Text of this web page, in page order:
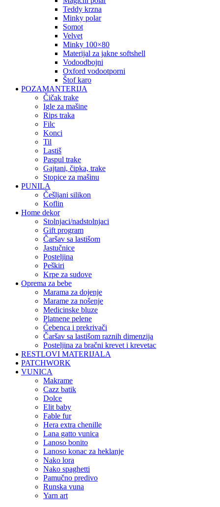
teddy krzna
minky polar
somot
velvet
minky 100×80
materijal za jakne softshell
vodoodbojni
oxford vodootporni
štof karo
POZAMANTERIJA
čičak trake
igle za mašine
rips traka
filc
konci
til
lastiš
paspul trake
gajtani, čipka, trake
stopice za mašinu
PUNILA
češljani silikon
koflin
Home dekor
stolnjaci/nadstolnjaci
gift program
čaršav sa lastišom
jastučnice
posteljina
peškiri
krpe za sudove
Oprema za bebe
marama za dojenje
marame za nošenje
medicinske bluze
platnene pelene
ćebenca i prekrivači
čaršav sa lastišom raznih dimenzija
posteljina za bračni krevet i krevetac
RESTLOVI MATERIJALA
PATCHWORK
VUNICA
makrame
cazz batik
dolce
elit baby
fable fur
hera extra chenille
lana gatto vunica
lanoso bonito
lanoso konac za heklanje
nako lora
nako spaghetti
pamučno predivo
runska vuna
yarn art